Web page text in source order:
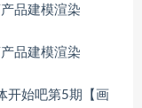
品建模渲染
品建模渲染
开始吧第5期【画